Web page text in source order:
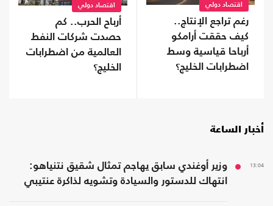
اقتصاد دولي
رغم تراجع الإنتاج..
كيف حققت أرامكو
أرباحا قياسية وسط
اضطرابات الخليج؟
اقتصاد دولي
أرباح الحرب.. كم
حصدت شركات النفط
العالمية من اضطرابات
الخليج؟
أخبار الساعة
13:04
وزير أوغندي سابق يهاجم تمثال شقيق نتنياهو:
انتهاك للدستور والسيادة وتشويه لذاكرة عنتيبي